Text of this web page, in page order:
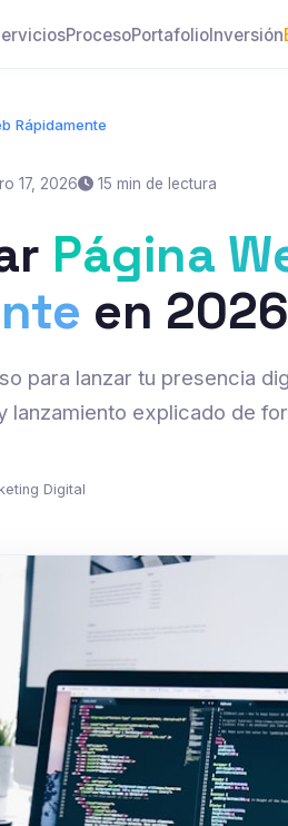
ProcesoPortafolioInversión
Rápidamente
17, 2026 15 min de lectura
Página
en 2026
para lanzar tu presencia
lanzamiento explicado de
Digital